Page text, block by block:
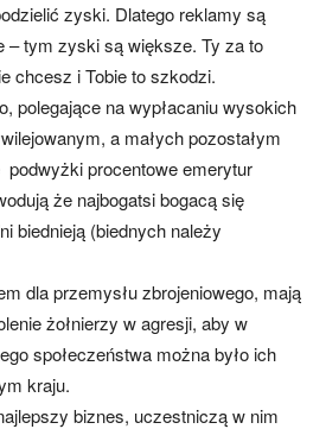
zyski. Dlatego reklamy są
– tym zyski są większe. Ty za to
chcesz i Tobie to szkodzi.
polegające na wypłacaniu wysokich
a małych pozostałym
procentowe emerytur
że najbogatsi bogacą się
biednieją (biednych należy
dla przemysłu zbrojeniowego, mają
żołnierzy w agresji, aby w
społeczeństwa można było ich
kraju.
biznes, uczestniczą w nim